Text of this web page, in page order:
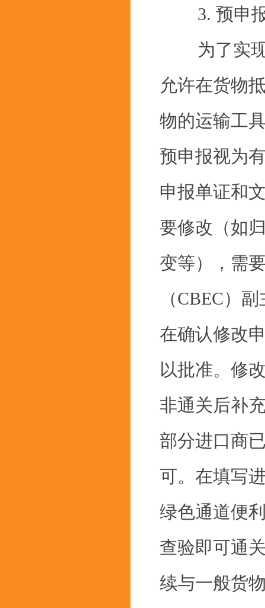
3. 预申报
为了实现
允许在货物
物的运输工
预申报视为
申报单证和
要修改（如
变等），需
（CBEC）
在确认修改
以批准。修
非通关后补
部分进口商
可。在填写
绿色通道便
查验即可通
续与一般货